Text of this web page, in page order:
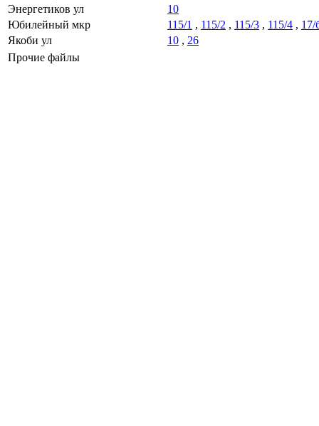
Энергетиков ул
10
Юбилейный мкр
115/1 , 115/2 , 115/3 , 115/4 , 17/
Якоби ул
10 , 26
Прочие файлы